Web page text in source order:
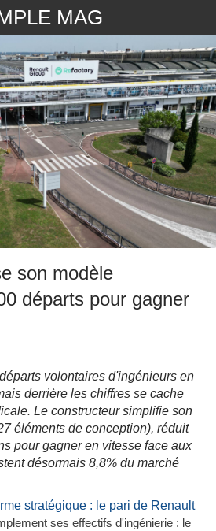
MAG
son modèle
départs pour gagner
volontaires d'ingénieurs en
derrière les chiffres se cache
Le constructeur simplifie son
éléments de conception), réduit
pour gagner en vitesse face aux
désormais 8,8% du marché
stratégique : le pari de Renault
ses effectifs d'ingénierie : le